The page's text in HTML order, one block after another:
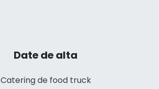
Date de alta
Catering de food truck